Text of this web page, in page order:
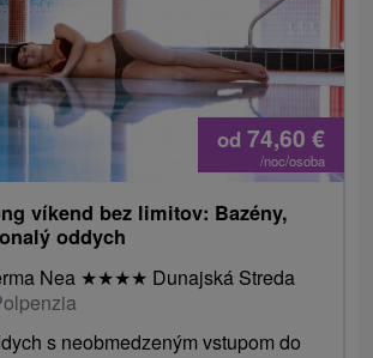
od 74,60 €
/noc/osoba
víkend bez limitov: Bazény,
oddych
Nea ★★★★ Dunajská Streda
s neobmedzeným vstupom do